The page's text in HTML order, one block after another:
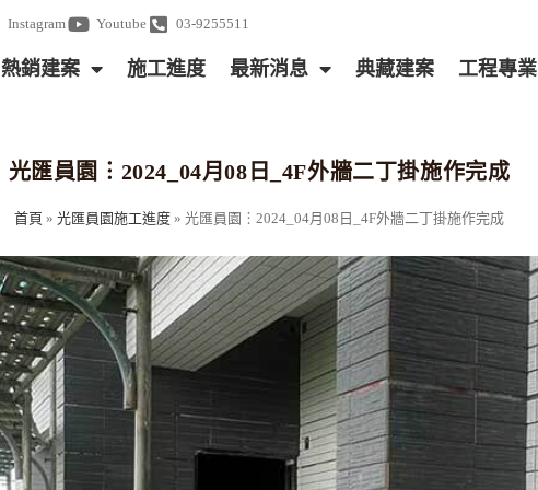
Instagram Youtube 03-9255511
熱銷建案 施工進度 最新消息 典藏建案 工程專業
光匯員園︙2024_04月08日_4F外牆二丁掛施作完成
首頁 » 光匯員園施工進度 » 光匯員園︙2024_04月08日_4F外牆二丁掛施作完成